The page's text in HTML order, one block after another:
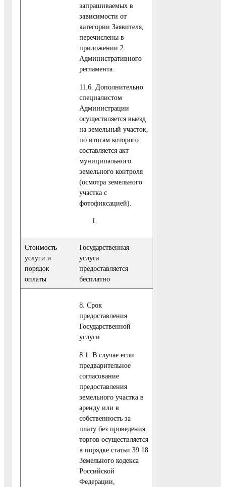
запрашиваемых в
зависимости от
категории Заявителя,
перечислены в
приложении 2
Административного
регламента.
11.6. Дополнительно
специалистом
Администрации
осуществляется выезд
на земельный участок,
по итогам которого
составляется акт
муниципального
земельного контроля
(осмотра земельного
участка с
фотофиксацией).
Стоимость
услуги и
порядок
оплаты
Государственная
услуга
предоставляется
бесплатно
8. Срок
предоставления
Государственной
услуги
8.1. В случае если
предварительное
согласование
предоставления
земельного участка в
аренду или в
собственность за
плату без проведения
торгов осуществляется
в порядке статьи 39.18
Земельного кодекса
Российской
Федерации,